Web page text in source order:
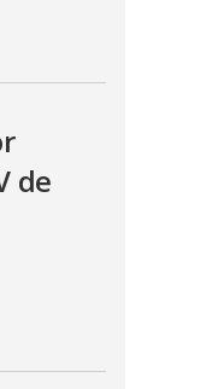
de